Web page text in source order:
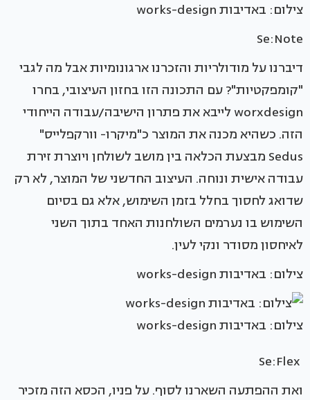
צילום: באדיבות works-design
Se:Note
דיברנו על מודולריות והזכרנו ארגונומיות אבל מה לגבי
"קומפקטיות"? עם התכונה הזו בחזון העיצובי, בחרו
worxdesign לייבא את פתרון הישיבה/עבודה הייחודי
הזה. כשהיא מכנה את המוצר כ"מיקרו- וורקפלייס"
Sedus מבצעת הכלאה בין מושב לשולחן ויוצרת זירת
עבודה אישית ונוחה. העיצוב החדשני של המוצר, לא רק
שדואג לחסוך בחלל בזמן השימוש, אלא גם בסיום
השימוש בו נערמים השולחנות האחד בתוך השני
לאיחסון מסודר ונקי לעין.
צילום: באדיבות works-design
צילום: באדיבות works-design
ואת ההפתעה השארנו לסוף. על פניו, הכסא הזה מזכיר